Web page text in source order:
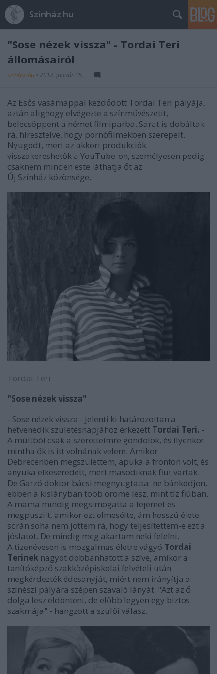
Színház.hu
"Sose nézek vissza" - Tordai Teri
állomásairól
szinhazhu • 2012. január 15.
Az Esős vasárnappal kezdődött Tordai Teri pályája,
aztán alighogy elvégezte a színművészetit,
belecsöppent a német filmiparba. Sarat is dobáltak
rá, híresztelve, hogy pornófilmekben szerepelt.
Nyugodt, mert az akkori produkciók
visszakereshetők a YouTube-on, személyesen pedig
csaknem minden este láthatja őt az
Új Színház közönsége.
Tordai Teri
"Sose nézek vissza"
- Sose nézek vissza - jelenti ki határozottan a
hetvenedik születésnapjához érkezett Tordai Teri. -
A múltból csak a szeretteimre gondolok, és ilyenkor
mintha ők is itt volnának velem. Amikor
Debrecenben megszülettem, apuka a fronton volt, és
anyuka elkeseredett, mert másodiknak fiút vártak.
De Garzó doktor bácsi megnyugtatta: ne bánkódjon,
ebben a kislányban több öröme lesz, mint tíz fiúban.
A mama mindig megsimogatta a fejemet és
megpuszilt, amikor ezt elmesélte, ám hosszú élete
során soha nem jöttem rá, hogy teljesítettem-e ezt a
jóslatot. De mindig meg akartam neki felelni.
A tizenévesen is mozgalmas életre vágyó Tordai
Terinek nagyot dobbanhatott a szíve, amikor a
tanítóképző szakközépiskolai felvételi után
megkérdezték édesanyját, miért nem irányítja a
színészi pályára szépen szavaló lányát. "Azt az ő
dolga lesz eldönteni, de előbb legyen egy biztos
szakmája" - hangzott a szülői válasz.